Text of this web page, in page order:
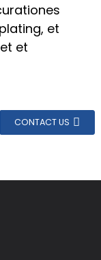
et
et
CONTACT US